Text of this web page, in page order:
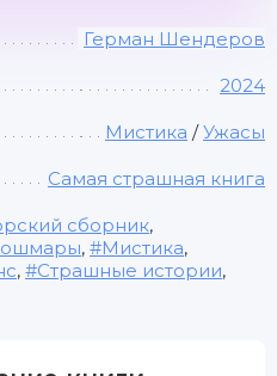
Герман Шендеров
2024
Мистика /Ужасы
Самая страшная книга
сборник,
, Мистика,
, Страшные истории,